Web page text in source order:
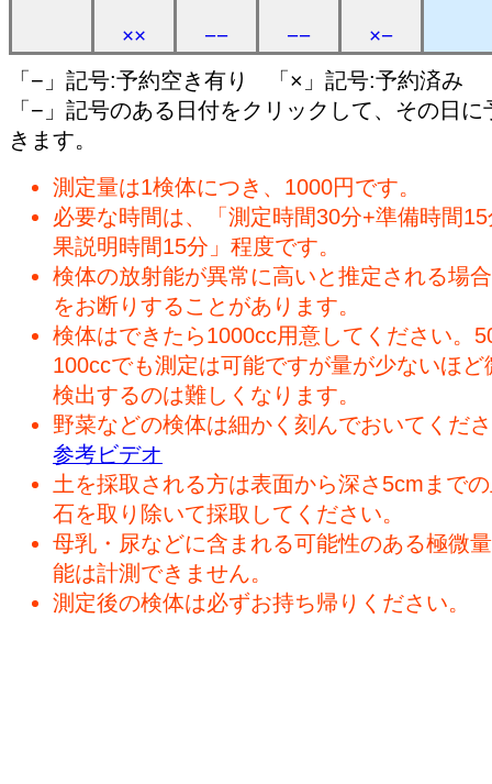
×× −− −− ×−
「−」記号:予約空き有り 「×」記号:予約済み
「−」記号のある日付をクリックして、その日に
きます。
測定量は1検体につき、1000円です。
必要な時間は、「測定時間30分+準備時間
果説明時間15分」程度です。
検体の放射能が異常に高いと推定される場
をお断りすることがあります。
検体はできたら1000cc用意してください。
100ccでも測定は可能ですが量が少ないほど
検出するのは難しくなります。
野菜などの検体は細かく刻んでおいてくだ
参考ビデオ
土を採取される方は表面から深さ5cmまで
石を取り除いて採取してください。
母乳・尿などに含まれる可能性のある極微
能は計測できません。
測定後の検体は必ずお持ち帰りください。